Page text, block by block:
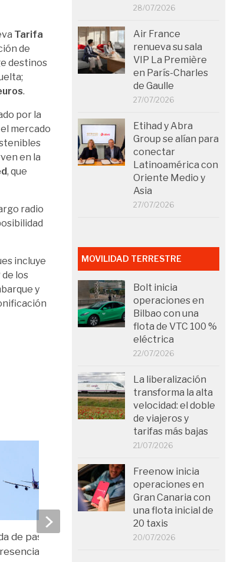
Tarifa
de
destinos
.
por la
mercado
en la
, que
radio
incluye
los
y
de pasajeros y
impulsa los
Las tarifas aéreas se
28/07/2026
Air France
renueva su sala
VIP La Première
en París-Charles
de Gaulle
27/07/2026
Etihad y Abra
Group se alían para
conectar
Latinoamérica con
Oriente Medio y
Asia
27/07/2026
MOVILIDAD TERRESTRE
Bolt inicia
operaciones en
Bilbao con una
flota de VTC 100 %
eléctrica
22/07/2026
La liberalización
transforma la alta
velocidad: el doble
de viajeros y
tarifas más bajas
21/07/2026
Freenow inicia
operaciones en
Gran Canaria con
una flota inicial de
20 taxis
20/07/2026